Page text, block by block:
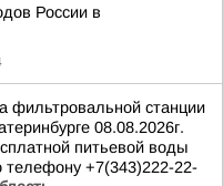
России в
фильтровальной станции
08.08.2026г.
питьевой воды
телефону +7(343)222-22-